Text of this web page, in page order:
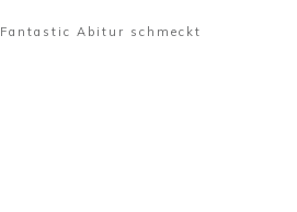
Fantastic Abitur schmeckt